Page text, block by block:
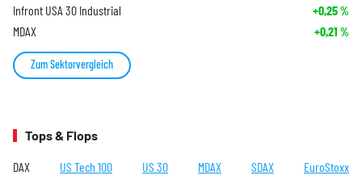
Infront USA 30 Industrial +0,25%
MDAX +0,21 %
Zum Sektorvergleich
Tops & Flops
DAX US Tech 100 US 30 MDAX SDAX EuroStoxx